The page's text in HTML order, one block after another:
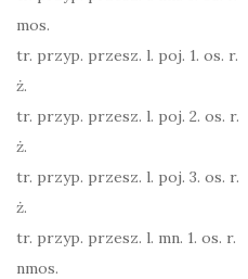
mos.
tr. przyp. przesz. l. poj. 1. os. r.
ż.
tr. przyp. przesz. l. poj. 2. os. r.
ż.
tr. przyp. przesz. l. poj. 3. os. r.
ż.
tr. przyp. przesz. l. mn. 1. os. r.
nmos.